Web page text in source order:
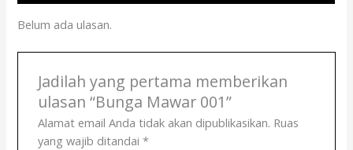
Belum ada ulasan.
Jadilah yang pertama memberikan
ulasan “Bunga Mawar 001”
Alamat email Anda tidak akan dipublikasikan. Ruas
yang wajib ditandai *